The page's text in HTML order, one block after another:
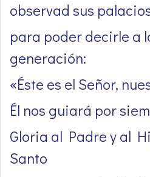
observad sus
para poder decirle a
generación:
«Éste es el Señor,
Él nos guiará por
Gloria al Padre y al
Santo